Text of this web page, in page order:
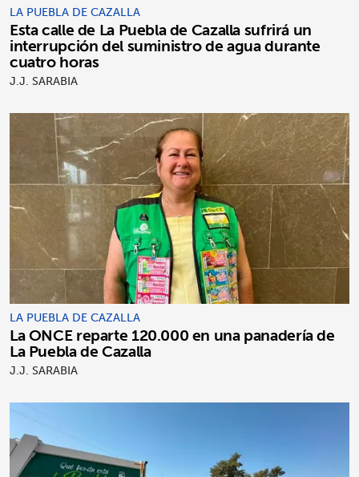
LA PUEBLA DE CAZALLA
Esta calle de La Puebla de Cazalla sufrirá un
interrupción del suministro de agua durante
cuatro horas
J.J. SARABIA
LA PUEBLA DE CAZALLA
La ONCE reparte 120.000 en una panadería de
La Puebla de Cazalla
J.J. SARABIA